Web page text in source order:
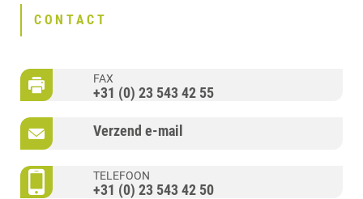
CONTACT
FAX
+31 (0) 23 543 42 55
Verzend e-mail
TELEFOON
+31 (0) 23 543 42 50